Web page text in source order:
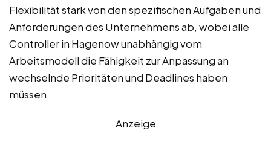
Flexibilität stark von den spezifischen Aufgaben und
Anforderungen des Unternehmens ab, wobei alle
Controller in Hagenow unabhängig vom
Arbeitsmodell die Fähigkeit zur Anpassung an
wechselnde Prioritäten und Deadlines haben
müssen.
Anzeige